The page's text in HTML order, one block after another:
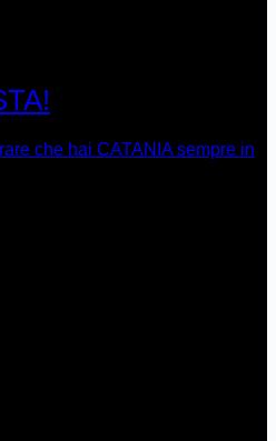
che hai CATANIA sempre in